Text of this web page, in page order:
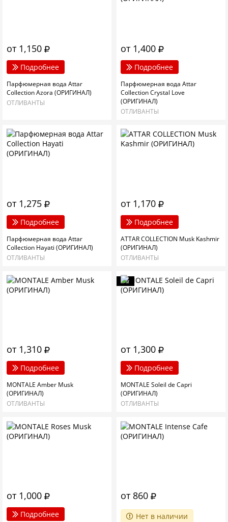
от 1,150
Подробнее
Парфюмерная вода Attar
Collection Azora (ОРИГИНАЛ)
ОТЛИВАНТЫ
от 1,400
Подробнее
Парфюмерная вода Attar
Collection Crystal Love
(ОРИГИНАЛ)
ОТЛИВАНТЫ
от 1,275
Подробнее
Парфюмерная вода Attar
Collection Hayati (ОРИГИНАЛ)
ОТЛИВАНТЫ
от 1,170
Подробнее
ATTAR COLLECTION Musk Kashmir
(ОРИГИНАЛ)
ОТЛИВАНТЫ
от 1,310
Подробнее
MONTALE Amber Musk
(ОРИГИНАЛ)
ОТЛИВАНТЫ
Хит
от 1,300
Подробнее
MONTALE Soleil de Capri
(ОРИГИНАЛ)
ОТЛИВАНТЫ
от 1,000
Подробнее
от 860
Нет в наличии